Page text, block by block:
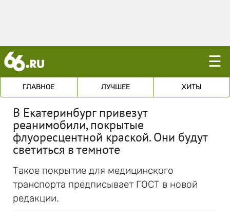
☰
ГЛАВНОЕ ЛУЧШЕЕ ХИТЫ
В Екатеринбург привезут
реанимобили, покрытые
флуоресцентной краской. Они будут
светиться в темноте
Такое покрытие для медицинского
транспорта предписывает ГОСТ в новой
редакции.